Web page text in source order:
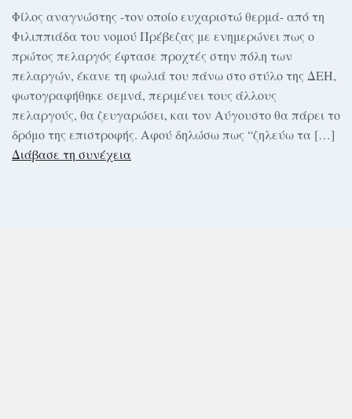
Φίλος αναγνώστης -τον οποίο ευχαριστώ θερμά- από τη
Φιλιππιάδα του νομού Πρέβεζας με ενημερώνει πως ο
πρώτος πελαργός έφτασε προχτές στην πόλη των
πελαργών, έκανε τη φωλιά του πάνω στο στύλο της ΔΕΗ,
φωτογραφήθηκε σεμνά, περιμένει τους άλλους
πελαργούς, θα ζευγαρώσει, και τον Αύγουστο θα πάρει το
δρόμο της επιστροφής. Αφού δηλώσω πως “ζηλεύω τα […]
Διάβασε τη συνέχεια